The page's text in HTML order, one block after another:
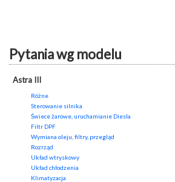
Pytania wg modelu
Astra III
Różne
Sterowanie silnika
Świece żarowe, uruchamianie Diesla
Filtr DPF
Wymiana oleju, filtry, przegląd
Rozrząd
Układ wtryskowy
Układ chłodzenia
Klimatyzacja